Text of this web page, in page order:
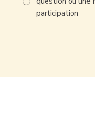
participation